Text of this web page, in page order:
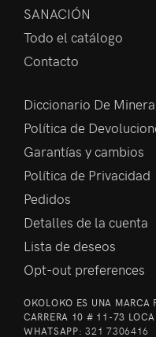
SANACIÓN
Todo el catálogo
Contacto
Diccionario De
Política de
Garantías y cambios
Política de Privacidad
Pedidos
Detalles de la cuenta
Lista de deseos
Opt-out preferences
OKOLOKO ES UNA MARCA
CARRERA 10 # 11-73
WHATSAPP:321 7306416